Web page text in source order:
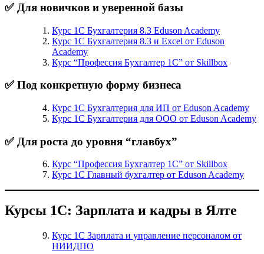
✅ Для новичков и уверенной базы
Курс 1С Бухгалтерия 8.3 Eduson Academy
Курс 1С Бухгалтерия 8.3 и Excel от Eduson
Academy
Курс “Профессия Бухгалтер 1С” от Skillbox
✅ Под конкретную форму бизнеса
Курс 1С Бухгалтерия для ИП от Eduson Academy
Курс 1С Бухгалтерия для ООО от Eduson Academy
✅ Для роста до уровня “главбух”
Курс “Профессия Бухгалтер 1С” от Skillbox
Курс 1С Главный бухгалтер от Eduson Academy
Курсы 1С: Зарплата и кадры в Ялте
Курс 1С Зарплата и управление персоналом от
НИИДПО